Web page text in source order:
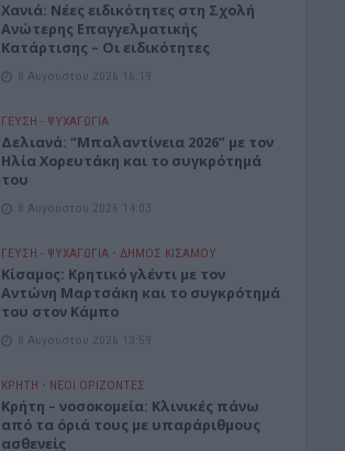
Χανιά: Νέες ειδικότητες στη Σχολή
Ανώτερης Επαγγελματικής
Κατάρτισης – Οι ειδικότητες
8 Αυγούστου 2026 16:19
ΓΕΎΣΗ - ΨΥΧΑΓΩΓΊΑ
Δελιανά: “Μπαλαντίνεια 2026” με τον
Ηλία Χορευτάκη και το συγκρότημά
του
8 Αυγούστου 2026 14:03
ΓΕΎΣΗ - ΨΥΧΑΓΩΓΊΑ • ΔΉΜΟΣ ΚΙΣΆΜΟΥ
Kίσαμος: Κρητικό γλέντι με τον
Αντώνη Μαρτσάκη και το συγκρότημά
του στον Κάμπο
8 Αυγούστου 2026 13:59
ΚΡΗΤΗ • ΝΕΟΙ ΟΡΙΖΟΝΤΕΣ
Κρήτη – νοσοκομεία: Κλινικές πάνω
από τα όριά τους με υπαράριθμους
ασθενείς